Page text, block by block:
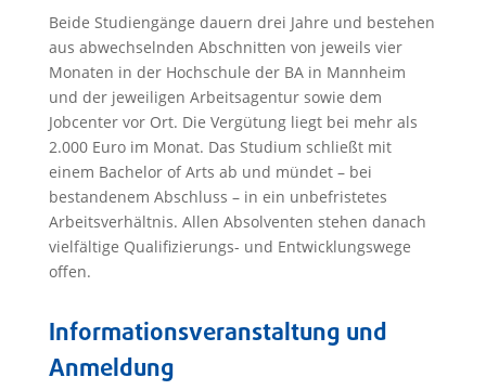
Beide Studiengänge dauern drei Jahre und bestehen
aus abwechselnden Abschnitten von jeweils vier
Monaten in der Hochschule der BA in Mannheim
und der jeweiligen Arbeitsagentur sowie dem
Jobcenter vor Ort. Die Vergütung liegt bei mehr als
2.000 Euro im Monat. Das Studium schließt mit
einem Bachelor of Arts ab und mündet – bei
bestandenem Abschluss – in ein unbefristetes
Arbeitsverhältnis. Allen Absolventen stehen danach
vielfältige Qualifizierungs- und Entwicklungswege
offen.
Informationsveranstaltung und
Anmeldung